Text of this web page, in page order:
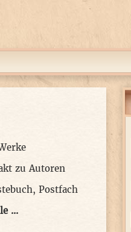
zu Autoren
Postfach
...